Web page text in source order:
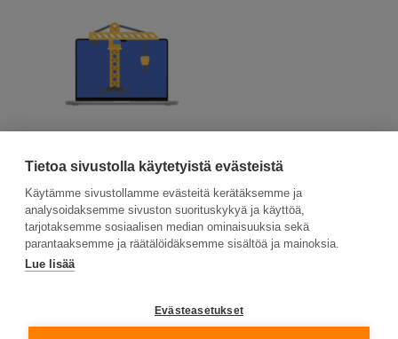
Tietoa sivustolla käytetyistä evästeistä
Käytämme sivustollamme evästeitä kerätäksemme ja
analysoidaksemme sivuston suorituskykyä ja käyttöä,
tarjotaksemme sosiaalisen median ominaisuuksia sekä
parantaaksemme ja räätälöidäksemme sisältöä ja mainoksia.
Lue lisää
Evästeasetukset
Tutustu ja aloita
Tietosuojaseloste ja evästeiden käyttö